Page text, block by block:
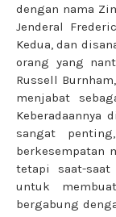
dengan nama
Jenderal
Kedua, dan
orang yang
Russell
menjabat
Keberadaannya
sangat
berkesempatan
tetapi saat-
untuk
bergabung